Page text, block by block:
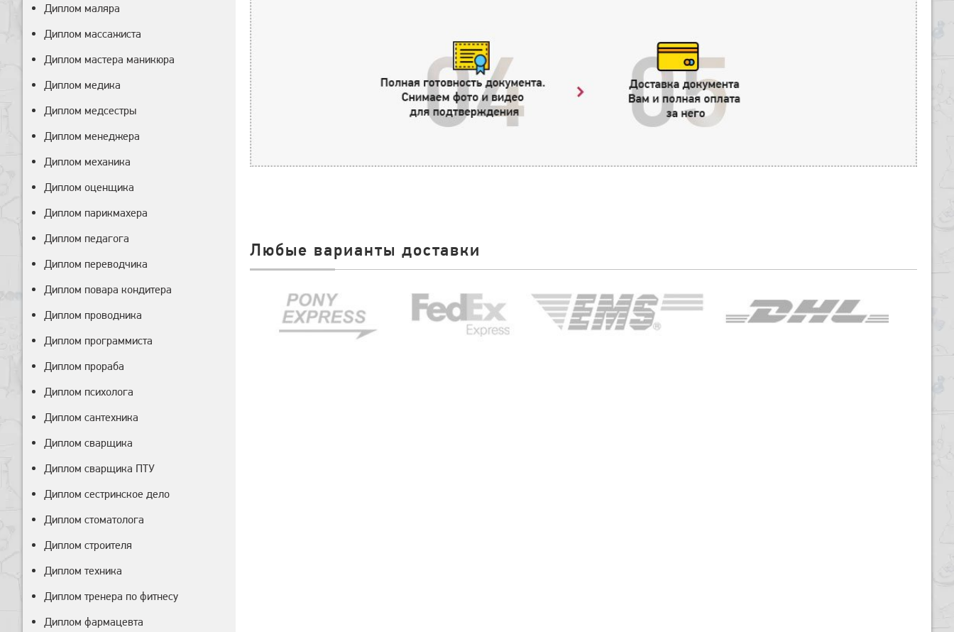
Любые варианты доставки
Диплом маляра
Диплом массажиста
Диплом мастера маникюра
Диплом медика
Диплом медсестры
Диплом менеджера
Диплом механика
Диплом оценщика
Диплом парикмахера
Диплом педагога
Диплом переводчика
Диплом повара кондитера
Диплом проводника
Диплом программиста
Диплом прораба
Диплом психолога
Диплом сантехника
Диплом сварщика
Диплом сварщика ПТУ
Диплом сестринское дело
Диплом стоматолога
Диплом строителя
Диплом техника
Диплом тренера по фитнесу
Диплом фармацевта